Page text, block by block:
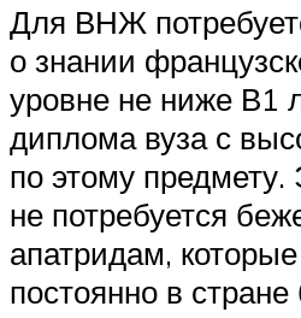
Для ВНЖ
о знании
уровне не ниже В1
диплома вуза с
по этому предмету.
не потребуется
апатридам,
постоянно в